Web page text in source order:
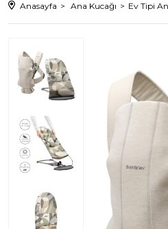
Anasayfa Ana Kucağı Ev Tipi